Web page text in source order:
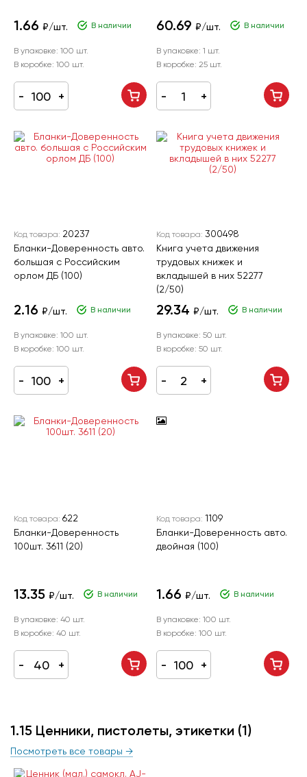
1.66 ₽/шт. В наличии
В упаковке: 100 шт.
В коробке: 100 шт.
60.69 ₽/шт. В наличии
В упаковке: 1 шт.
В коробке: 25 шт.
Код товара: 20237
Бланки-Доверенность авто.
большая с Российским
орлом ДБ (100)
2.16 ₽/шт. В наличии
В упаковке: 100 шт.
В коробке: 100 шт.
Код товара: 300498
Книга учета движения
трудовых книжек и
вкладышей в них 52277
(2/50)
29.34 ₽/шт. В наличии
В упаковке: 50 шт.
В коробке: 50 шт.
Код товара: 622
Бланки-Доверенность
100шт. 3611 (20)
13.35 ₽/шт. В наличии
В упаковке: 40 шт.
В коробке: 40 шт.
Код товара: 1109
Бланки-Доверенность авто.
двойная (100)
1.66 ₽/шт. В наличии
В упаковке: 100 шт.
В коробке: 100 шт.
1.15 Ценники, пистолеты, этикетки (1)
Посмотреть все товары →